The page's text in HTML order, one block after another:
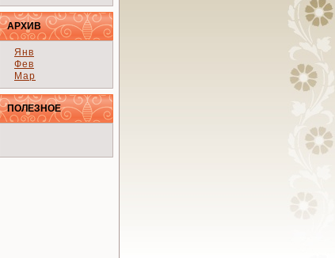
АРХИВ
Янв
Фев
Мар
ПОЛЕЗНОЕ